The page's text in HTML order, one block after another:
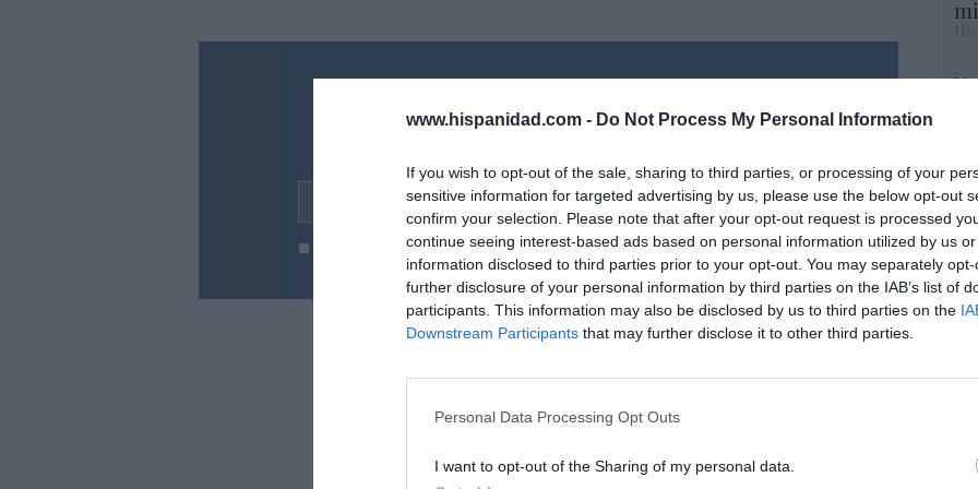
www.hispanidad.com - Do Not Process My Personal Information
If you wish to opt-out of the sale, sharing to third parties, or processing of your
sensitive information for targeted advertising by us, please use the below opt-out
confirm your selection. Please note that after your opt-out request is processed
continue seeing interest-based ads based on personal information utilized by us
information disclosed to third parties prior to your opt-out. You may separately
further disclosure of your personal information by third parties on the IAB’s list of
participants. This information may also be disclosed by us to third parties on the
Downstream Participants that may further disclose it to other third parties.
Personal Data Processing Opt Outs
I want to opt-out of the Sharing of my personal data.
Suscríbete a nuestro newsletter y recibe cada dia
Tu correo electrónico...
He leído y acepto lascondiciones legales